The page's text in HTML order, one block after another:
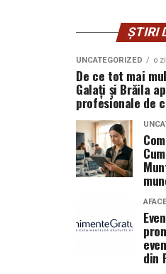
ȘTIRI
UNCATEGORIZED o
De ce tot mai
Galați și Brăila
profesionale de
din